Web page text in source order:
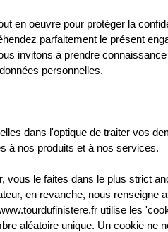
en oeuvre pour protéger la
parfaitement le présent
invitons à prendre
personnelles.
dans l'optique de traiter vos
à nos produits et à nos services.
vous le faites dans le plus strict
en revanche, nous renseigne
utilise les
aléatoire unique. Un cookie ne